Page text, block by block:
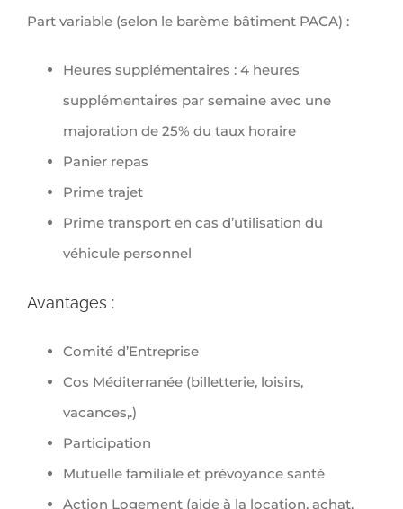
Part variable (selon le barème bâtiment PACA) :
Heures supplémentaires : 4 heures
supplémentaires par semaine avec une
majoration de 25% du taux horaire
Panier repas
Prime trajet
Prime transport en cas d’utilisation du
véhicule personnel
Avantages :
Comité d’Entreprise
Cos Méditerranée (billetterie, loisirs,
vacances,.)
Participation
Mutuelle familiale et prévoyance santé
Action Logement (aide à la location, achat,